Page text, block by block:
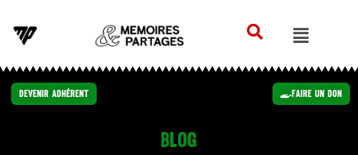
Devenir Adhérent Faire un Don
Blog